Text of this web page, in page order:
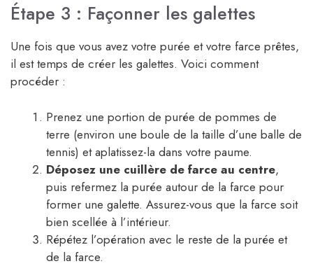
Étape 3 : Façonner les galettes
Une fois que vous avez votre purée et votre farce prêtes,
il est temps de créer les galettes. Voici comment
procéder :
Prenez une portion de purée de pommes de
terre (environ une boule de la taille d’une balle de
tennis) et aplatissez-la dans votre paume.
Déposez une cuillère de farce au centre,
puis refermez la purée autour de la farce pour
former une galette. Assurez-vous que la farce soit
bien scellée à l’intérieur.
Répétez l’opération avec le reste de la purée et
de la farce.